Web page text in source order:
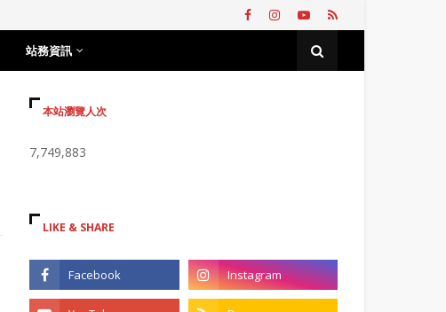
站務資訊
本站瀏覽人次
7,749,883
LIKE & SHARE